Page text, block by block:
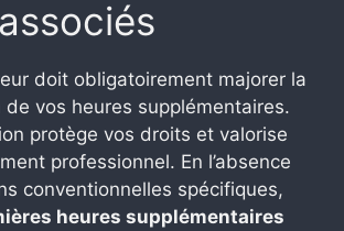
doit obligatoirement majorer la
de vos heures supplémentaires.
protège vos droits et valorise
professionnel. En l’absence
conventionnelles spécifiques,
heures supplémentaires